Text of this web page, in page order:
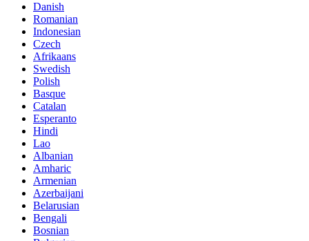
Danish
Romanian
Indonesian
Czech
Afrikaans
Swedish
Polish
Basque
Catalan
Esperanto
Hindi
Lao
Albanian
Amharic
Armenian
Azerbaijani
Belarusian
Bengali
Bosnian